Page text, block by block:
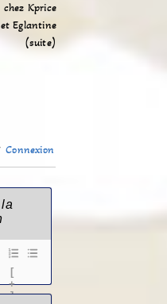
chez Kprice
et Eglantine
(suite)
Connexion
[
+
]